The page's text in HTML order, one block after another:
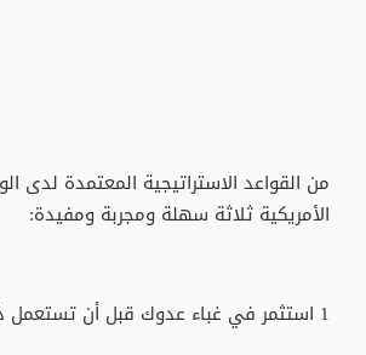
من القواعد الاستراتيجية المعتمدة لدى
الأمريكية ثلاثة سهلة ومجربة ومفيدة:
1 استثمر في غباء عدوك قبل أن تستعمل ذكاءك،